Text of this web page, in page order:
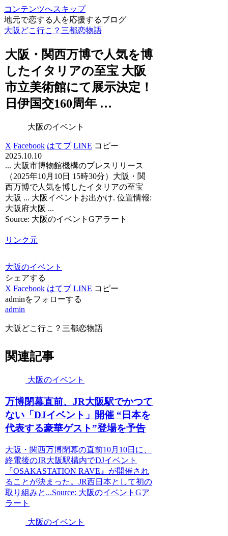
コンテンツへスキップ
地元で恋する人を応援するブログ
大阪どこ行こ？三都恋物語
大阪 ・関西万博で人気を博
したイタリアの至宝 大阪
市立美術館にて展示決定！
日伊国交160周年 …
大阪のイベント
X Facebook はてブ LINE コピー
2025.10.10
... 大阪市博物館機構のプレスリリース
（2025年10月10日 15時30分）大阪・関
西万博で人気を博したイタリアの至宝
大阪 ... 大阪イベントお出かけ. 位置情報:
大阪府大阪 ...
Source: 大阪のイベントGアラート
リンク元
大阪のイベント
シェアする
X Facebook はてブ LINE コピー
adminをフォローする
admin
大阪どこ行こ？三都恋物語
関連記事
大阪のイベント
万博閉幕直前、JR大阪駅でかつて
ない「DJイベント 」開催 “日本を
代表する豪華ゲスト”登場を予告
大阪・関西万博閉幕の直前10月10日に、
終電後のJR大阪駅構内でDJイベント
『OSAKASTATION RAVE』が開催され
ることが決まった。JR西日本として初の
取り組みと...Source: 大阪のイベントGア
ラート
大阪のイベント